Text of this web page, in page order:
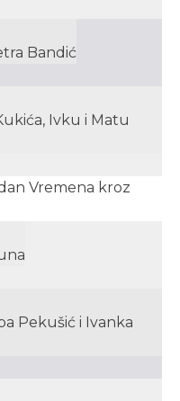
Bandić
Ivku i Matu
Vremena kroz
Pekušić i Ivanka